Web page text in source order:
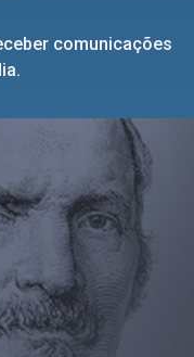
comunicações